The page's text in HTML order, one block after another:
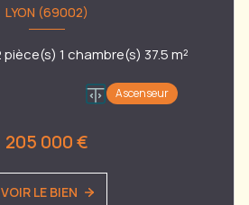
LYON (69002)
Appartement 2 pièce(s) 1 chambre(s) 37.5 m²
Ascenseur
205 000 €
VOIR LE BIEN